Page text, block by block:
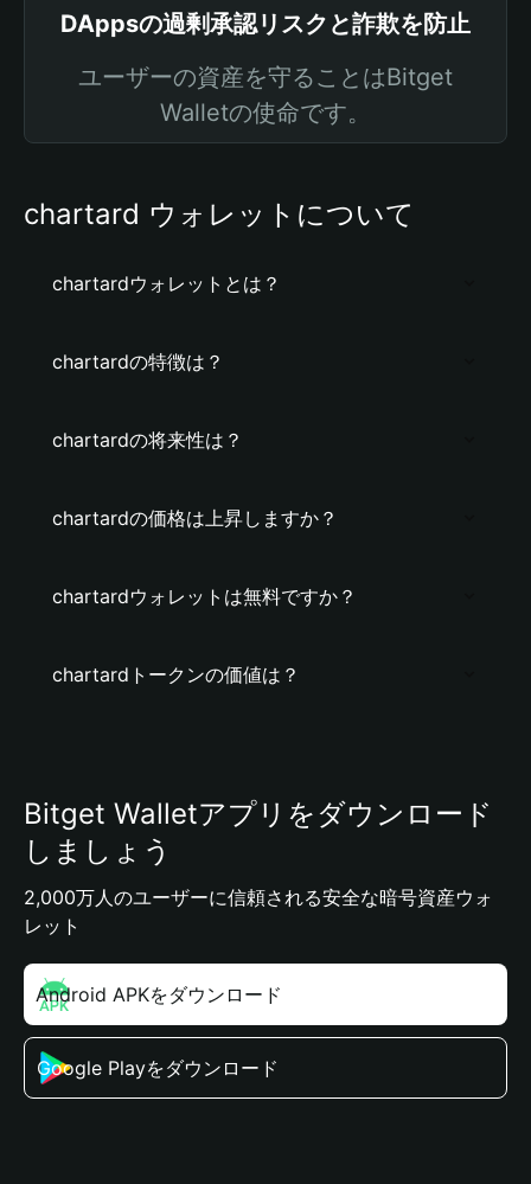
DAppsの過剰承認リスクと詐欺を防止
ユーザーの資産を守ることはBitget
Walletの使命です。
chartard ウォレットについて
chartardウォレットとは？
chartardの特徴は？
chartardの将来性は？
chartardの価格は上昇しますか？
chartardウォレットは無料ですか？
chartardトークンの価値は？
Bitget Walletアプリをダウンロード
しましょう
2,000万人のユーザーに信頼される安全な暗号資産ウォ
レット
Android APKをダウンロード
Google Playをダウンロード